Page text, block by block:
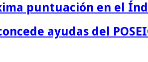
puntuación en el
ayudas del